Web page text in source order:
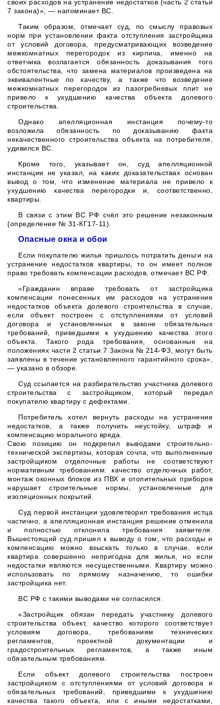
своих расходов на устранение недостатков (часть 2 статьи
7 закона)», — напоминает ВС.
Таким образом, отмечает суд, по смыслу правовых
норм при установлении факта отступления застройщика
от условий договора, предусматривающих возведение
межкомнатных перегородок из кирпича, именно на
ответчика возлагается обязанность доказывания того
обстоятельства, что замена материалов произведена на
эквивалентные по качеству, а также что возведение
межкомнатных перегородок из пазогребневых плит не
привело к ухудшению качества объекта долевого
строительства.
Однако апелляционная инстанция почему-то
возложила обязанность по доказыванию факта
некачественного строительства объекта на потребителя,
удивился ВС.
Кроме того, указывает он, суд апелляционной
инстанции не указал, на каких доказательствах основан
вывод о том, что изменение материала не привело к
ухудшению качества перегородки и, соответственно,
квартиры.
В связи с этим ВС РФ счёл это решение незаконным
(определение № 31-КГ17-11).
Опасные окна и обои
Если покупателю жилья пришлось потратить деньги на
устранение недостатков квартиры, то он имеет полное
право требовать компенсации расходов, отмечает ВС РФ.
«Гражданин вправе требовать от застройщика
компенсации понесенных им расходов на устранение
недостатков объекта долевого строительства в случае,
если объект построен с отступлениями от условий
договора и установленных в законе обязательных
требований, приведшими к ухудшению качества этого
объекта. Такого рода требования, основанные на
положениях части 2 статьи 7 Закона № 214-ФЗ, могут быть
заявлены в течение установленного гарантийного срока»,
— указано в обзоре.
Суд ссылается на разбирательство участника долевого
строительства с застройщиком, который передал
покупателю квартиру с дефектами.
Потребитель хотел вернуть расходы на устранение
недостатков, а также получить неустойку, штраф и
компенсацию морального вреда.
Свою позицию он подкрепил выводами строительно-
технической экспертизы, которая сочла, что выполненные
застройщиком отделочные работы не соответствуют
нормативным требованиям: качество отделочных работ,
монтаж оконных блоков из ПВХ и отопительных приборов
нарушает строительные нормы, установленные для
изоляционных покрытий.
Суд первой инстанции удовлетворил требования истца
частично, а апелляционная инстанция решение отменила
и полностью отклонила требования заявителя.
Вышестоящий суд пришел к выводу о том, что расходы и
компенсацию можно взыскать только в случае, если
квартира совершенно непригодна для жилья, но если
недостатки являются несущественными. Квартиру можно
использовать по прямому назначению, то ошибки
застройщика нет.
ВС РФ с такими выводами не согласился.
«Застройщик обязан передать участнику долевого
строительства объект, качество которого соответствует
условиям договора, требованиям технических
регламентов, проектной документации и
градостроительных регламентов, а также иным
обязательным требованиям.
Если объект долевого строительства построен
застройщиком с отступлениями от условий договора и
обязательных требований, приведшими к ухудшению
качества такого объекта, или с иными недостатками,